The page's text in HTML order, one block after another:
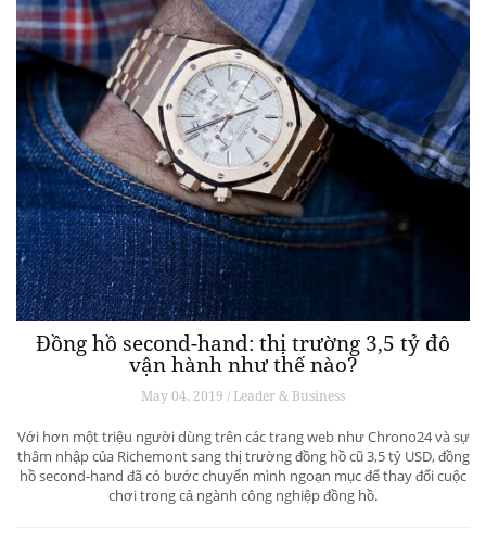
Đồng hồ second-hand: thị trường 3,5 tỷ đô
vận hành như thế nào?
May 04, 2019 / Leader & Business
Với hơn một triệu người dùng trên các trang web như Chrono24 và sự
thâm nhập của Richemont sang thị trường đồng hồ cũ 3,5 tỷ USD, đồng
hồ second-hand đã có bước chuyển mình ngoạn mục để thay đổi cuộc
chơi trong cả ngành công nghiệp đồng hồ.